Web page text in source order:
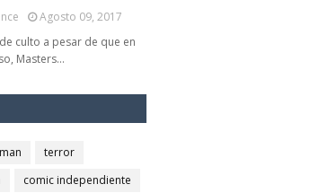
Agosto 09, 2017
culto a pesar de que en
Masters…
terror
comic independiente